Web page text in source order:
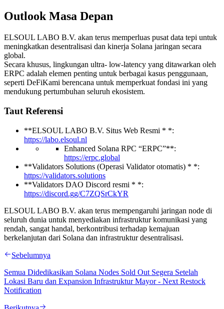
Outlook Masa Depan
ELSOUL LABO B.V. akan terus memperluas pusat data tepi untuk
meningkatkan desentralisasi dan kinerja Solana jaringan secara
global.
Secara khusus, lingkungan ultra- low-latency yang ditawarkan oleh
ERPC adalah elemen penting untuk berbagai kasus penggunaan,
seperti DeFiKami berencana untuk memperkuat fondasi ini yang
mendukung pertumbuhan seluruh ekosistem.
Taut Referensi
**ELSOUL LABO B.V. Situs Web Resmi * *:
https://labo.elsoul.nl
Enhanced Solana RPC “ERPC”**:
https://erpc.global
**Validators Solutions (Operasi Validator otomatis) * *:
https://validators.solutions
**Validators DAO Discord resmi * *:
https://discord.gg/C7ZQSrCkYR
ELSOUL LABO B.V. akan terus mempengaruhi jaringan node di
seluruh dunia untuk menyediakan infrastruktur komunikasi yang
rendah, sangat handal, berkontribusi terhadap kemajuan
berkelanjutan dari Solana dan infrastruktur desentralisasi.
Sebelumnya
Semua Didedikasikan Solana Nodes Sold Out Segera Setelah
Lokasi Baru dan Expansion Infrastruktur Mayor - Next Restock
Notification